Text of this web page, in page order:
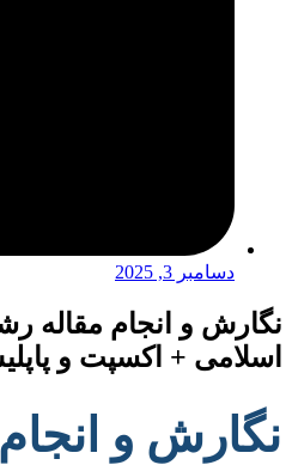
دسامبر 3, 2025
نگارش و انجام مقاله
اسلامی + اکسپت و
نگارش و